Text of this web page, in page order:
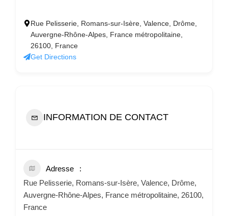
Rue Pelisserie, Romans-sur-Isère, Valence, Drôme,
Auvergne-Rhône-Alpes, France métropolitaine,
26100, France
Get Directions
INFORMATION DE CONTACT
Adresse
Rue Pelisserie, Romans-sur-Isère, Valence, Drôme,
Auvergne-Rhône-Alpes, France métropolitaine, 26100,
France